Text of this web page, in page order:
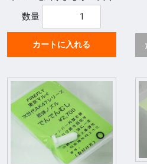
数量
カートに入れる